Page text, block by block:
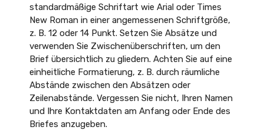
standardmäßige Schriftart wie Arial oder Times
New Roman in einer angemessenen Schriftgröße,
z. B. 12 oder 14 Punkt. Setzen Sie Absätze und
verwenden Sie Zwischenüberschriften, um den
Brief übersichtlich zu gliedern. Achten Sie auf eine
einheitliche Formatierung, z. B. durch räumliche
Abstände zwischen den Absätzen oder
Zeilenabstände. Vergessen Sie nicht, Ihren Namen
und Ihre Kontaktdaten am Anfang oder Ende des
Briefes anzugeben.